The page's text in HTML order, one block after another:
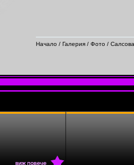
Начало / Галерия / Фото /